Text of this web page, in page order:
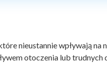
nieustannie wpływają na
otoczenia lub trudnych